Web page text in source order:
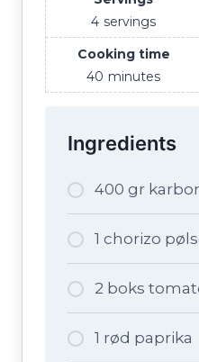
4 servings
Cooking time
40 minutes
Ingredients
400 gr
1 chorizo
2 boks
1 rød paprika